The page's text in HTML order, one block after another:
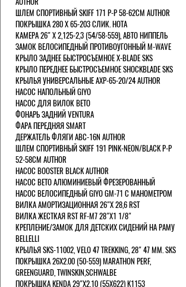
ШЛЕМ СПОРТИВНЫЙ SKIFF 171 Р-Р 58-62СМ AUTHOR
ПОКРЫШКА 280 X 65-203 СЛИК. HOTA
КАМЕРА 26" X 2,125-2,3 (54/58-559), АВТО НИППЕЛЬ
ЗАМОК ВЕЛОСИПЕДНЫЙ ПРОТИВОУГОННЫЙ M-WAVE
КРЫЛО ЗАДНЕЕ БЫСТРОСЪЕМНОЕ X-BLADE SKS
КРЫЛО ПЕРЕДНЕЕ БЫСТРОСЪЕМНОЕ SHOCKBLADE SKS
КРЫЛЬЯ УНИВЕРСАЛЬНЫЕ AXP-65-20/24 AUTHOR
НАСОС НАПОЛЬНЫЙ GIYO
НАСОС ДЛЯ ВИЛОК ВЕТО
ФОНАРЬ ЗАДНИЙ VENTURA
ФАРА ПЕРЕДНЯЯ SMART
ДЕРЖАТЕЛЬ ФЛЯГИ ABC-16N AUTHOR
ШЛЕМ СПОРТИВНЫЙ SKIFF 191 PINK-NEON/BLACK Р-Р
52-58СМ AUTHOR
НАСОС BOOSTER BLACK AUTHOR
НАСОС BETO АЛЮМИНИЕВЫЙ ФРЕЗЕРОВАННЫЙ
НАСОС ВЕЛОСИПЕДНЫЙ GIYO GM-71 С МАНОМЕТРОМ
ВИЛКА АМОРТИЗАЦИОННАЯ 26"Х 28,6 RST
ВИЛКА ЖЕСТКАЯ RST RF-M7 28"Х1 1/8"
КРЕПЛЕНИЕ/ЗАМОК ДЛЯ ДЕТСКИХ СИДЕНИЙ НА РАМУ
BELLELLI
КРЫЛЬЯ SKS-11002, VELO 47 TREKKING, 28" 47 ММ. SKS
ПОКРЫШКА 26X2.00 (50-559) MARATHON PERF,
GREENGUARD, TWINSKIN,SCHWALBE
ПОКРЫШКА KENDA 29"Х2,10 (55X622) K1153